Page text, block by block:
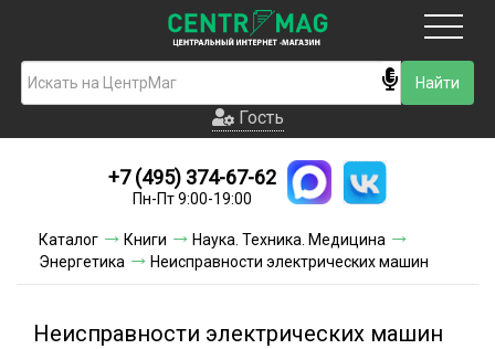
Гость
Новинки
Условия доставки
Контакты
Гость
+7 (495) 374-67-62
Пн-Пт 9:00-19:00
Каталог Книги
Наука. Техника. Медицина
Энергетика
Неисправности электрических машин
Неисправности электрических машин